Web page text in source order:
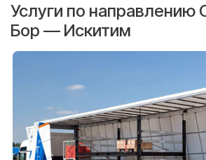
Услуги по направлению
Бор — Искитим